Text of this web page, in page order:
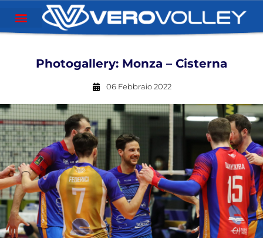
Photogallery: Monza – Cisterna
06 Febbraio 2022